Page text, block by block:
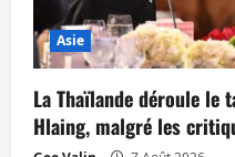
a
r
t
Asie
La Thaïlande déroule le
Hlaing, malgré les